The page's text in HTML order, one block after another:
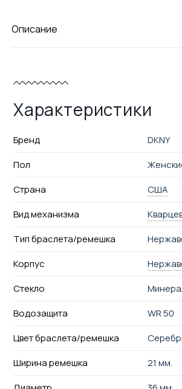
Описание
Характеристики
Бренд
DKNY
Пол
Страна
США
Вид механизма
Тип браслета/ремешка
Корпус
Стекло
Водозащита
WR 50
Цвет браслета/ремешка
Ширина ремешка
21 мм.